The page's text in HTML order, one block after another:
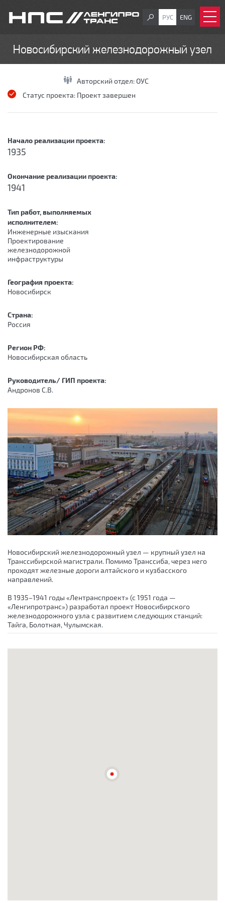
РУС ENG
Новосибирский железнодорожный узел
Авторский отдел: ОУС
Статус проекта: Проект завершен
Новосибирский железнодорожный узел — крупный узел на
Транссибирской магистрали. Помимо Транссиба, через него
проходят железные дороги алтайского и кузбасского
направлений.
В 1935–1941 годы «Лентранспроект» (с 1951 года —
«Ленгипротранс») разработал проект Новосибирского
железнодорожного узла с развитием следующих станций:
Тайга, Болотная, Чулымская.
Начало реализации проекта:
1935
Окончание реализации проекта:
1941
Тип работ, выполняемых
исполнителем:
Инженерные изыскания
Проектирование
железнодорожной
инфраструктуры
География проекта:
Новосибирск
Страна:
Россия
Регион РФ:
Новосибирская область
Руководитель/ ГИП проекта:
Андронов С.В.